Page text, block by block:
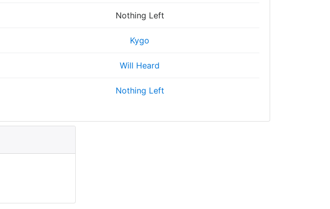
Nothing Left
Kygo
Will Heard
Nothing Left